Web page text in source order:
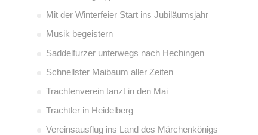
Mit der Winterfeier Start ins Jubiläumsjahr
Musik begeistern
Saddelfurzer unterwegs nach Hechingen
Schnellster Maibaum aller Zeiten
Trachtenverein tanzt in den Mai
Trachtler in Heidelberg
Vereinsausflug ins Land des Märchenkönigs